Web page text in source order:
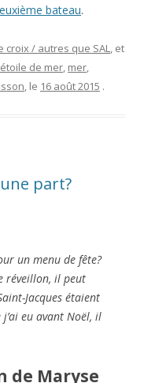
un menu de fête?
réveillon, il peut
Jacques étaient
fils aîné et moi. Très
maison et confiture
temps.